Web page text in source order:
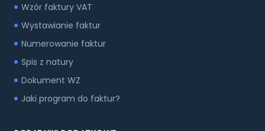
Wzór faktury VAT
Wystawianie faktur
Numerowanie faktur
Spis z natury
Dokument WZ
Jaki program do faktur?